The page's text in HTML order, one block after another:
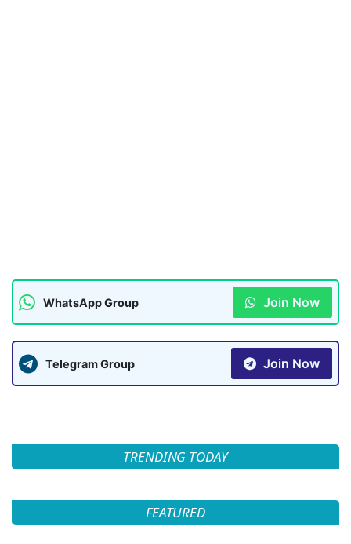
WhatsApp Group Join Now
Telegram Group Join Now
TRENDING TODAY
FEATURED